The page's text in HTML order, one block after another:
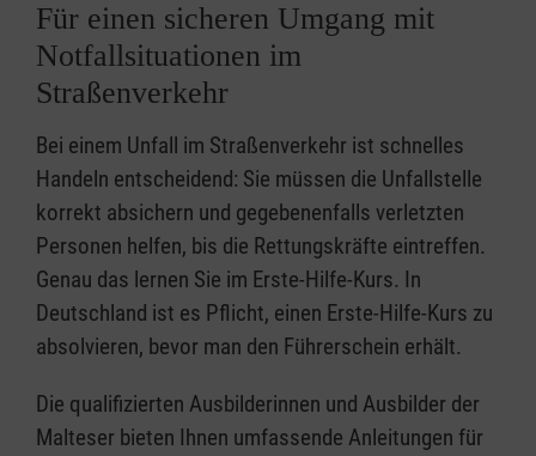
Für einen sicheren Umgang mit
Notfallsituationen im
Straßenverkehr
Bei einem Unfall im Straßenverkehr ist schnelles
Handeln entscheidend: Sie müssen die Unfallstelle
korrekt absichern und gegebenenfalls verletzten
Personen helfen, bis die Rettungskräfte eintreffen.
Genau das lernen Sie im Erste-Hilfe-Kurs. In
Deutschland ist es Pflicht, einen Erste-Hilfe-Kurs zu
absolvieren, bevor man den Führerschein erhält.
Die qualifizierten Ausbilderinnen und Ausbilder der
Malteser bieten Ihnen umfassende Anleitungen für